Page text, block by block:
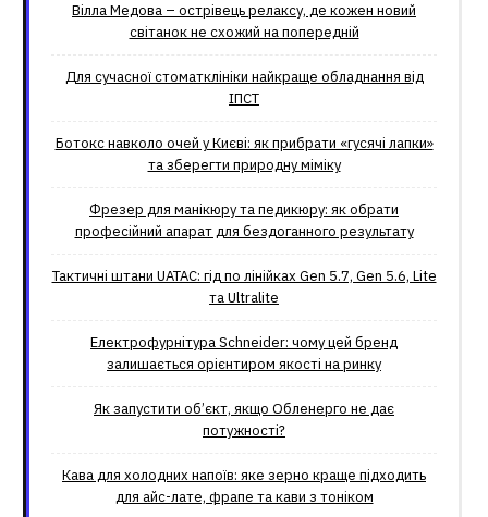
Вілла Медова – острівець релаксу, де кожен новий
світанок не схожий на попередній
Для сучасної стоматклініки найкраще обладнання від
ІПСТ
Ботокс навколо очей у Києві: як прибрати «гусячі лапки»
та зберегти природну міміку
Фрезер для манікюру та педикюру: як обрати
професійний апарат для бездоганного результату
Тактичні штани UATAC: гід по лінійках Gen 5.7, Gen 5.6, Lite
та Ultralite
Електрофурнітура Schneider: чому цей бренд
залишається орієнтиром якості на ринку
Як запустити об’єкт, якщо Обленерго не дає
потужності?
Кава для холодних напоїв: яке зерно краще підходить
для айс-лате, фрапе та кави з тоніком